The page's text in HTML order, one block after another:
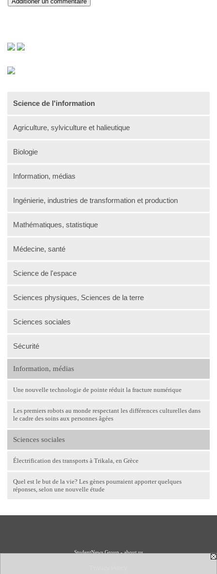
Science de l'information
Agriculture, sylviculture et halieutique
Biologie
Information, médias
Ingénierie, industries de transformation et production
Mathématiques, statistique
Médecine, santé
Science de l'espace
Sciences physiques, Sciences de la terre
Sciences sociales
Sécurité
Information, médias
Une nouvelle technologie de pointe réduit la fracture numérique
Les premiers robots au monde respectant les différences culturelles dans
le cadre des soins aux personnes âgées
Sciences sociales
Électrification des transports à Trikala, en Grèce
Quel est le but de la vie? Les gènes pourraient apporter quelques
réponses, selon une nouvelle étude
StudentNews Group - about us